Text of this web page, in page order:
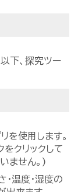
以下、探究ツー
を使用します。
をクリックして
ません。)
温度・湿度の